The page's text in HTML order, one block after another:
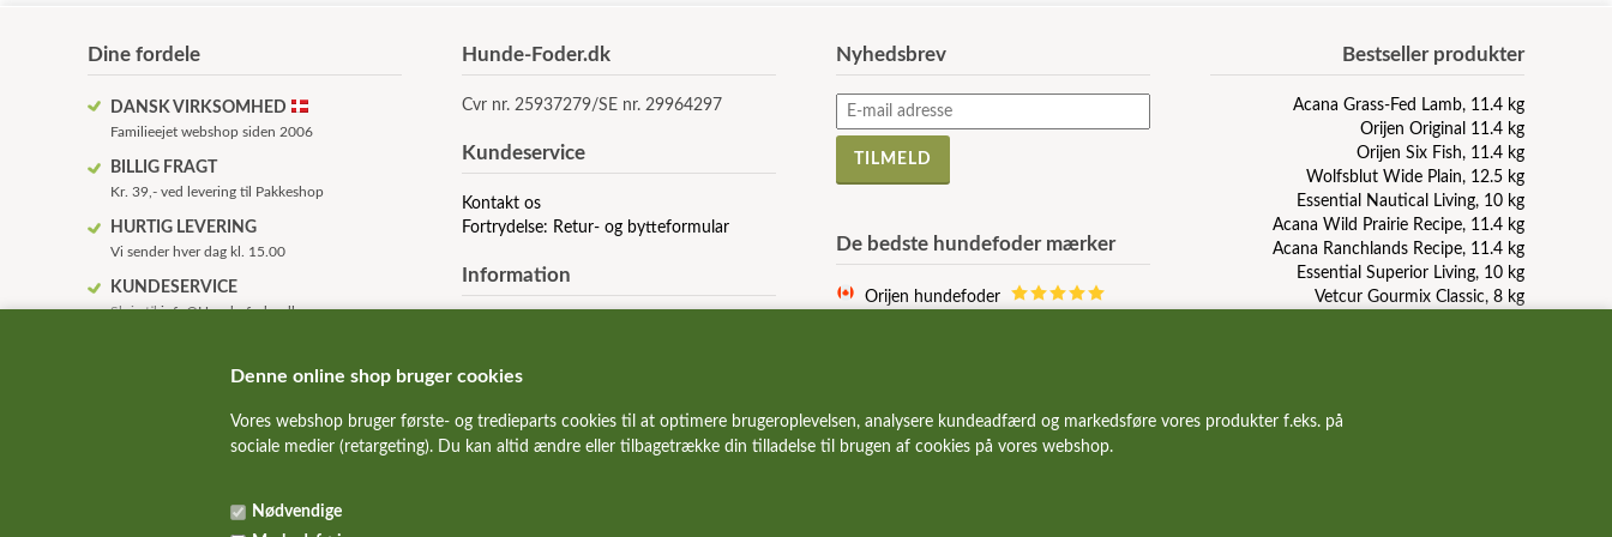
Denne online shop bruger cookies
Vores webshop bruger første- og tredieparts cookies til at optimere brugeroplevelsen, analysere kundeadfærd og markedsføre vores produkter f.eks. på
sociale medier (retargeting). Du kan altid ændre eller tilbagetrække din tilladelse til brugen af cookies på vores webshop.
Nødvendige
Dine fordele
DANSK VIRKSOMHED
Familieejet webshop siden 2006
BILLIG FRAGT
Kr. 39,- ved levering til Pakkeshop
HURTIG LEVERING
Vi sender hver dag kl. 15.00
KUNDESERVICE
Skriv tilinfo@Hunde-foder.dk
Alle de bedste hundemad mærker
Vi hjælper gerne med fodervejledning
Hunde-Foder.dk
Cvr nr. 25937279/SE nr. 29964297
Kundeservice
Kontakt os
Fortrydelse: Retur- og bytteformular
Information
Anvendelse af Cookies
Rabatkoder og gode tilbud
Nyhedsbrev
De bedste hundefoder mærker
Orijen hundefoder
Ziwi Peak hundefoder
Carnilove hundefoder
Bestseller produkter
Acana Grass-Fed Lamb, 11.4 kg
Orijen Original 11.4 kg
Orijen Six Fish, 11.4 kg
Wolfsblut Wide Plain, 12.5 kg
Essential Nautical Living, 10 kg
Acana Wild Prairie Recipe, 11.4 kg
Acana Ranchlands Recipe, 11.4 kg
Essential Superior Living, 10 kg
Vetcur Gourmix Classic, 8 kg
Taste Of The Wild Pacific Stream, 12.2 kg